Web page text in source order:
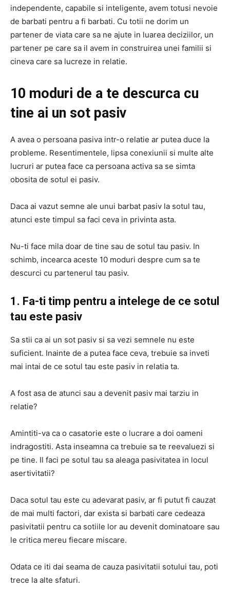
independente, capabile si inteligente, avem totusi nevoie
de barbati pentru a fi barbati. Cu totii ne dorim un
partener de viata care sa ne ajute in luarea deciziilor, un
partener pe care sa il avem in construirea unei familii si
cineva care sa lucreze in relatie.
10 moduri de a te descurca cu
tine ai un sot pasiv
A avea o persoana pasiva intr-o relatie ar putea duce la
probleme. Resentimentele, lipsa conexiunii si multe alte
lucruri ar putea face ca persoana activa sa se simta
obosita de sotul ei pasiv.
Daca ai vazut semne ale unui barbat pasiv la sotul tau,
atunci este timpul sa faci ceva in privinta asta.
Nu-ti face mila doar de tine sau de sotul tau pasiv. In
schimb, incearca aceste 10 moduri despre cum sa te
descurci cu partenerul tau pasiv.
1. Fa-ti timp pentru a intelege de ce sotul
tau este pasiv
Sa stii ca ai un sot pasiv si sa vezi semnele nu este
suficient. Inainte de a putea face ceva, trebuie sa inveti
mai intai de ce sotul tau este pasiv in relatia ta.
A fost asa de atunci sau a devenit pasiv mai tarziu in
relatie?
Amintiti-va ca o casatorie este o lucrare a doi oameni
indragostiti. Asta inseamna ca trebuie sa te reevaluezi si
pe tine. Il faci pe sotul tau sa aleaga pasivitatea in locul
asertivitatii?
Daca sotul tau este cu adevarat pasiv, ar fi putut fi cauzat
de mai multi factori, dar exista si barbati care cedeaza
pasivitatii pentru ca sotiile lor au devenit dominatoare sau
le critica mereu fiecare miscare.
Odata ce iti dai seama de cauza pasivitatii sotului tau, poti
trece la alte sfaturi.